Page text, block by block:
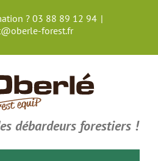
? 03 88 89 12 94 |
forest.fr
débardeurs forestiers !